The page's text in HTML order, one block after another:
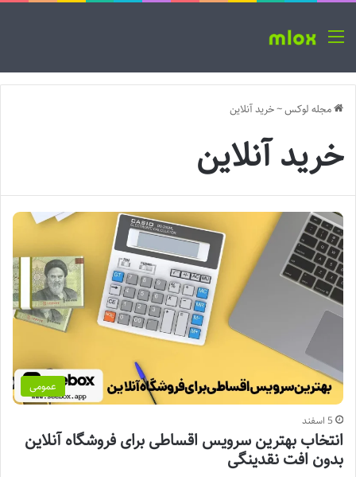
منو
مجله لوکس~خرید آنلاین
خرید آنلاین
عمومی
5 اسفند
انتخاب بهترین سرویس اقساطی برای فروشگاه آنلاین
بدون افت نقدینگی